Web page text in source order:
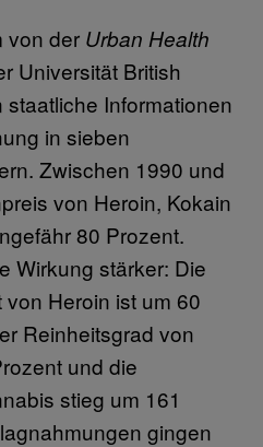
von der Urban Health
Universität British
Informationen
in sieben
Zwischen 1990 und
von Heroin, Kokain
80 Prozent.
Wirkung stärker: Die
Heroin ist um 60
Reinheitsgrad von
und die
stieg um 161
gingen